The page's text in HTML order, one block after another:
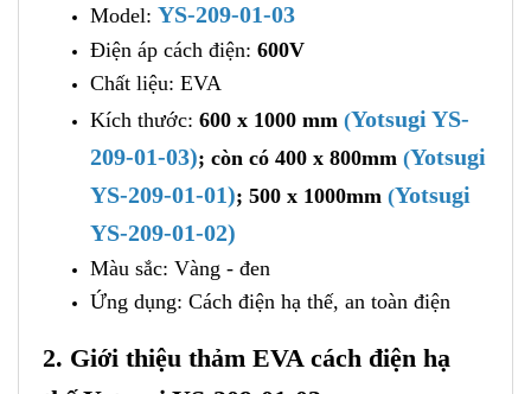
Model: YS-209-01-03
Điện áp cách điện: 600V
Chất liệu: EVA
Kích thước: 600 x 1000 mm (Yotsugi YS-
209-01-03); còn có 400 x 800mm (Yotsugi
YS-209-01-01); 500 x 1000mm (Yotsugi
YS-209-01-02)
Màu sắc: Vàng - đen
Ứng dụng: Cách điện hạ thế, an toàn điện
2. Giới thiệu thảm EVA cách điện hạ